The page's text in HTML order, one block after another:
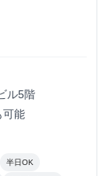
ル5階
可能
半日OK